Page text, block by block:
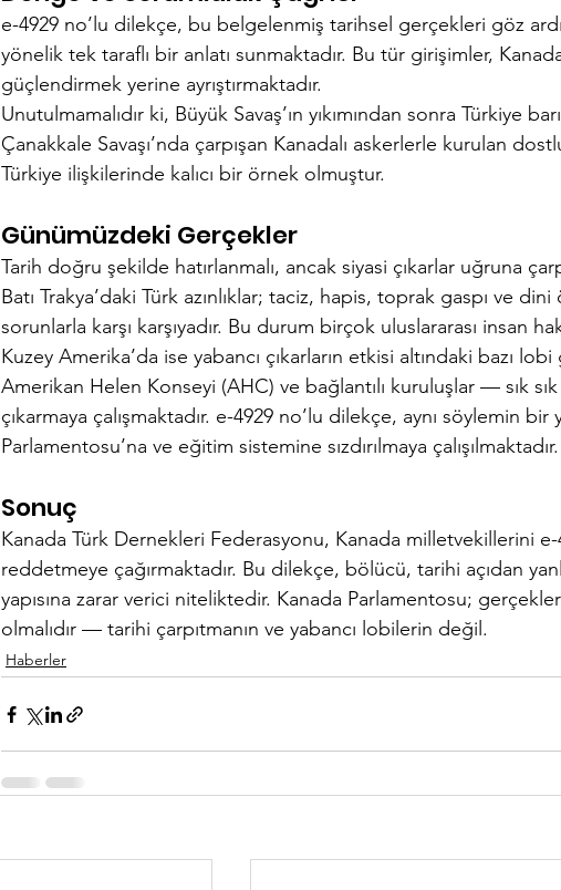
e-4929 no’lu dilekçe, bu belgelenmiş tarihsel gerçekleri göz
yönelik tek taraflı bir anlatı sunmaktadır. Bu tür girişimler,
güçlendirmek yerine ayrıştırmaktadır.
Unutulmamalıdır ki, Büyük Savaş’ın yıkımından sonra Türkiye
Çanakkale Savaşı’nda çarpışan Kanadalı askerlerle kurulan
Türkiye ilişkilerinde kalıcı bir örnek olmuştur.
Günümüzdeki Gerçekler
Tarih doğru şekilde hatırlanmalı, ancak siyasi çıkarlar uğruna
Batı Trakya’daki Türk azınlıklar; taciz, hapis, toprak gaspı ve
sorunlarla karşı karşıyadır. Bu durum birçok uluslararası insan
Kuzey Amerika’da ise yabancı çıkarların etkisi altındaki bazı
Amerikan Helen Konseyi (AHC) ve bağlantılı kuruluşlar — sık
çıkarmaya çalışmaktadır. e-4929 no’lu dilekçe, aynı söylemin bir
Parlamentosu’na ve eğitim sistemine sızdırılmaya çalışılmaktadır.
Sonuç
Kanada Türk Dernekleri Federasyonu, Kanada milletvekillerini
reddetmeye çağırmaktadır. Bu dilekçe, bölücü, tarihi açıdan
yapısına zarar verici niteliktedir. Kanada Parlamentosu;
olmalıdır — tarihi çarpıtmanın ve yabancı lobilerin değil.
Haberler